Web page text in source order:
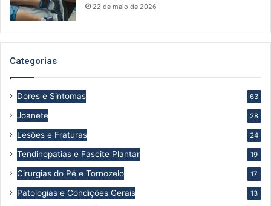
22 de maio de 2026
Categorias
Dores e Sintomas 63
Joanete 28
Lesões e Fraturas 24
Tendinopatias e Fascite Plantar 19
Cirurgias do Pé e Tornozelo 17
Patologias e Condições Gerais 13